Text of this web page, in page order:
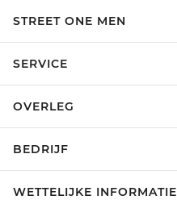
STREET ONE MEN
SERVICE
OVERLEG
BEDRIJF
WETTELIJKE INFORMATIE